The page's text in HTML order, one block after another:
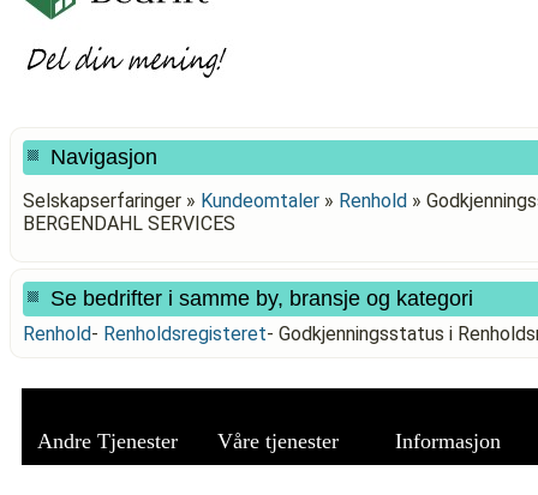
Navigasjon
Selskapserfaringer » Kundeomtaler » Renhold »
BERGENDAHL SERVICES
Se bedrifter i samme by, bransje og kategori
Renhold- Renholdsregisteret- Godkjenningsstatus i
Andre Tjenester Våre tjenester Informasjon